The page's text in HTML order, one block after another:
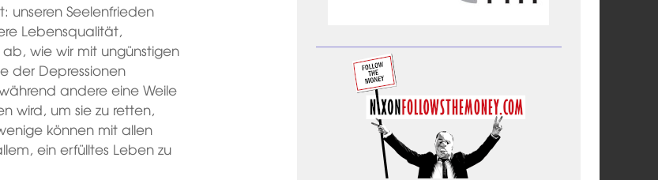
unseren Seelenfrieden
Lebensqualität,
wie wir mit ungünstigen
der Depressionen
andere eine Weile
wird, um sie zu retten,
können mit allen
ein erfülltes Leben zu